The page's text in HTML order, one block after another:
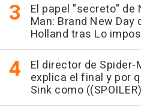
El papel "secreto" de
Man: Brand New Day
Holland tras Lo
El director de Spider-
explica el final y por
Sink como